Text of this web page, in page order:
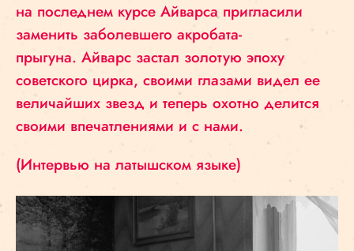
на последнем курсе Айварса пригласили
заменить заболевшего акробата-
прыгуна. Айварс застал золотую эпоху
советского цирка, своими глазами видел ее
величайших звезд и теперь охотно делится
своими впечатлениями и с нами.
(Интервью на латышском языке)